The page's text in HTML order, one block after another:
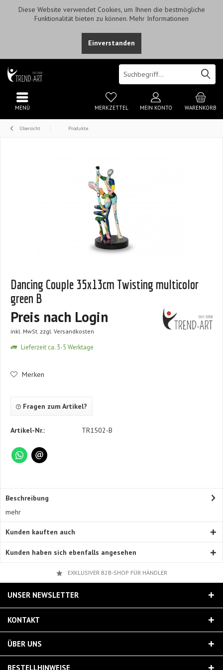
Diese Website verwendet Cookies, um Ihnen die bestmögliche
Funktionalität bieten zu können. Mehr Informationen
Einverstanden
WARENKORB
MERKZETTEL MEIN KONTO
MENÜ
Übersicht Produkte
Dancing Couple 35x13cm Twisting multicolor
green B
Preis nach Login
inkl. MwSt. zzgl. Versandkosten
Lieferzeit ca. 3-5 Werktage
Merken
Fragen zum Artikel?
Artikel-Nr.: TR1502-B
Beschreibung
mehr
Kunden kauften auch
Kunden haben sich ebenfalls angesehen
EXKLUSIVER B2B-SHOP FÜR HÄNDLER
UNSER NEWSLETTER
KONTAKT
ÜBER UNS
BESTELLHINWEISE